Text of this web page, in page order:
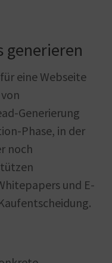
generieren
eine Webseite
Generierung
Phase, in der
noch
und E-